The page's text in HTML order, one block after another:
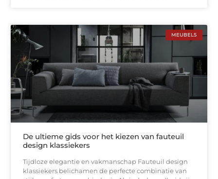
MEUBELS
De ultieme gids voor het kiezen van fauteuil
design klassiekers
Tijdloze elegantie en vakmanschap Fauteuil design
klassiekers belichamen de perfecte combinatie van